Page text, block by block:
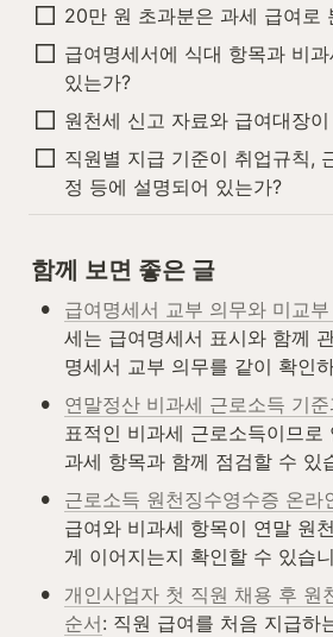
20만 원 초과분은 과세 급여로
급여명세서에 식대 항목과 비
있는가?
원천세 신고 자료와 급여대장
직원별 지급 기준이 취업규칙,
정 등에 설명되어 있는가?
함께 보면 좋은 글
• 급여명세서 교부 의무와 미교
세는 급여명세서 표시와 함께
명세서 교부 의무를 같이 확인
• 연말정산 비과세 근로소득 기
표적인 비과세 근로소득이므로
과세 항목과 함께 점검할 수 있
• 근로소득 원천징수영수증 온라
급여와 비과세 항목이 연말 원
게 이어지는지 확인할 수 있습
•
개인사업자 첫 직원 채용 후 원
순서: 직원 급여를 처음 지급하